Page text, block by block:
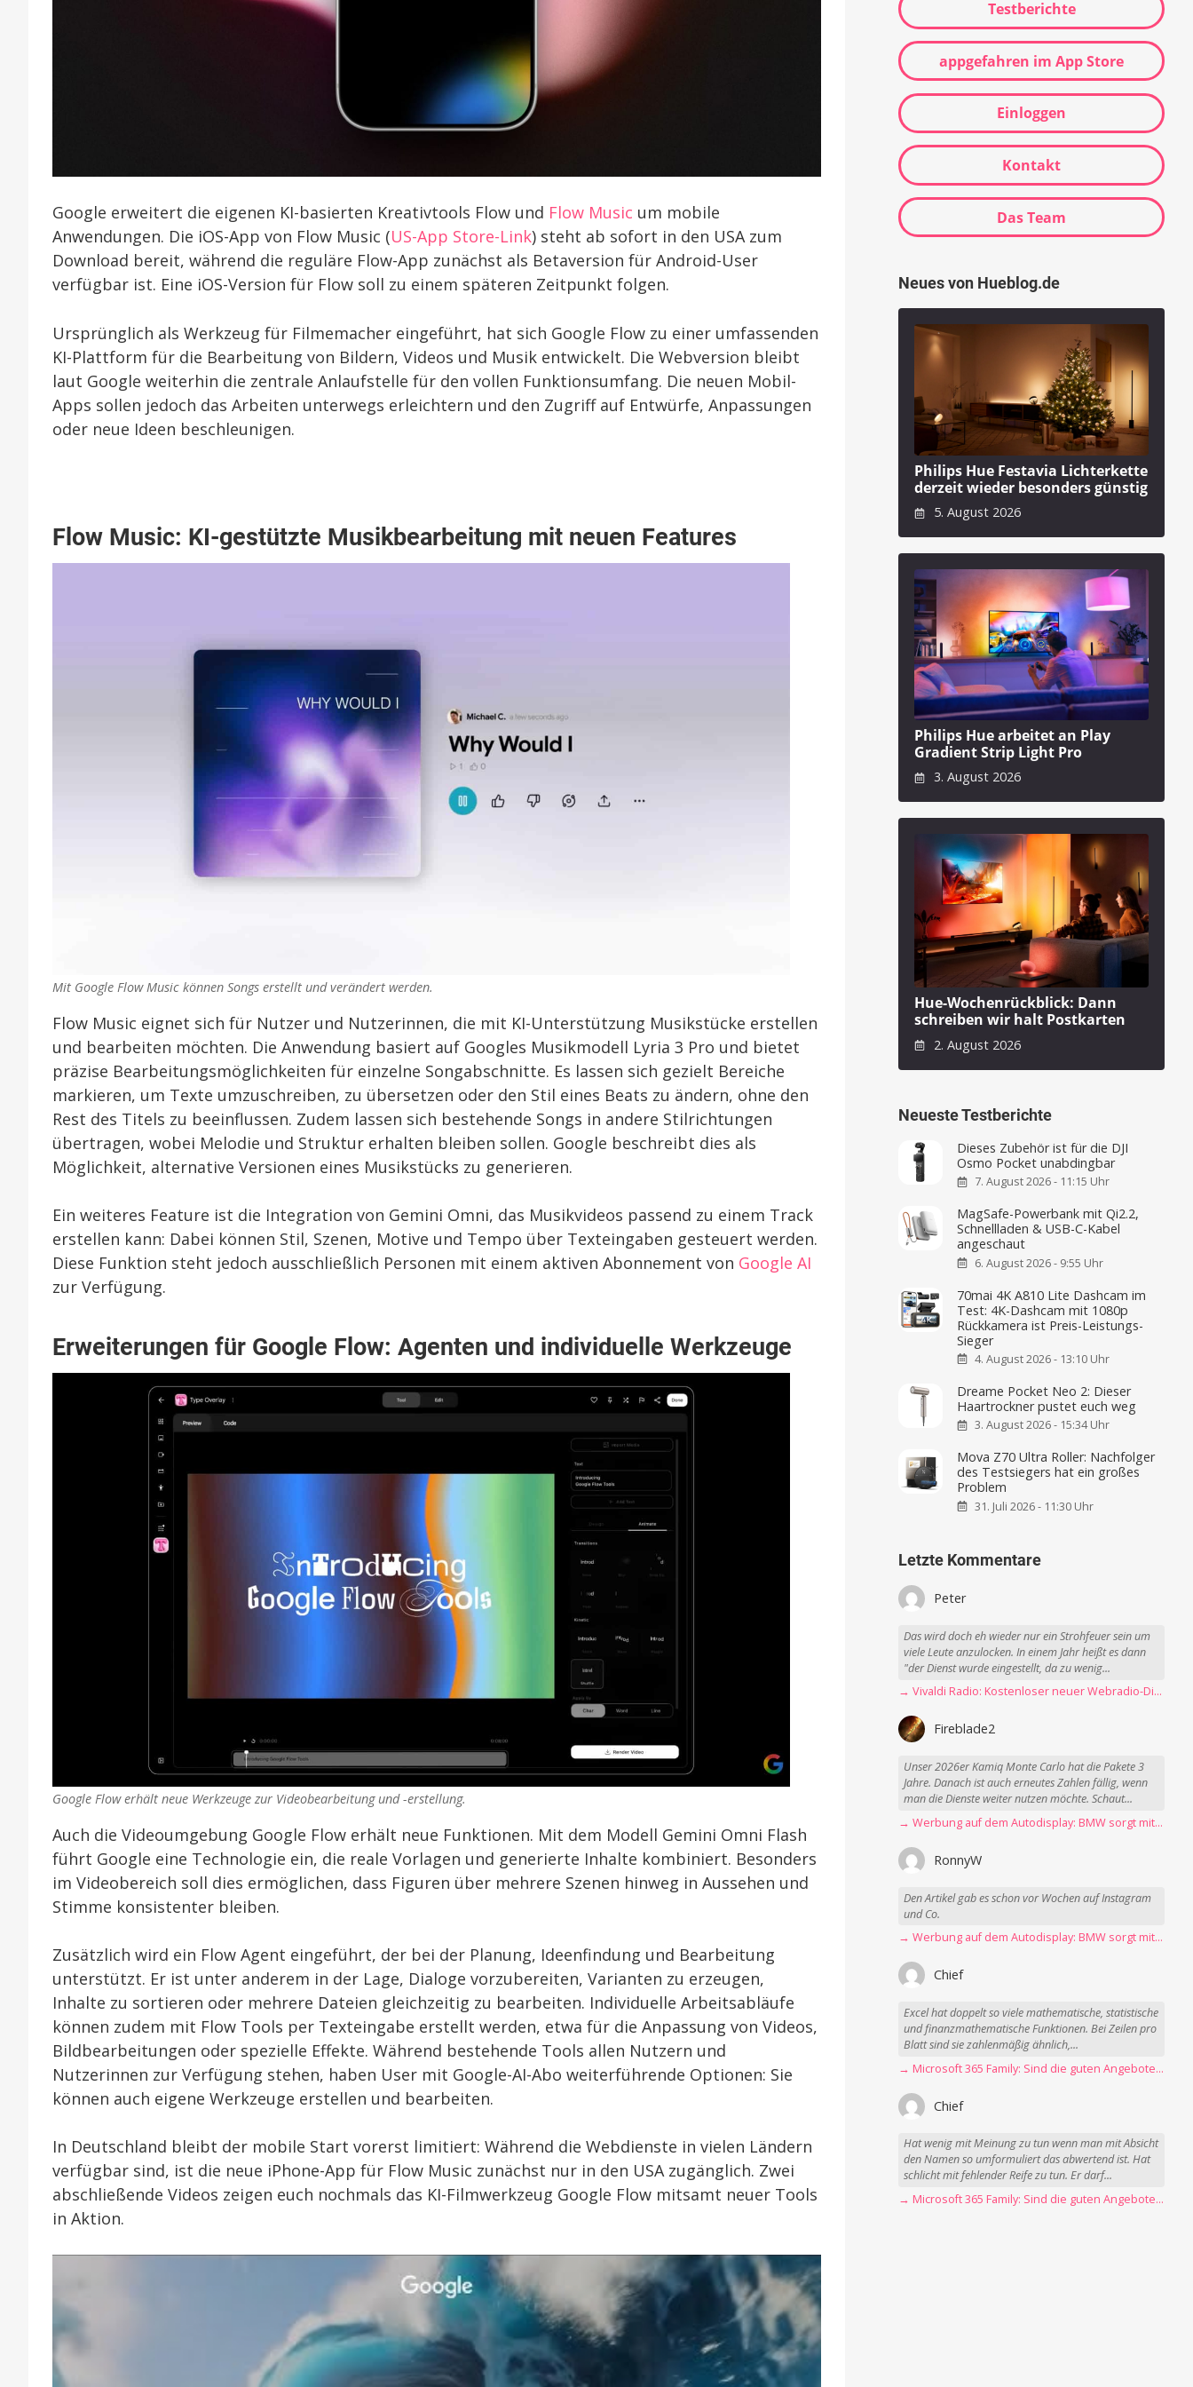
Google erweitert die eigenen KI-basierten Kreativtools Flow und Flow Music um mobile
Anwendungen. Die iOS-App von Flow Music (US-App Store-Link) steht ab sofort in den USA zum
Download bereit, während die reguläre Flow-App zunächst als Betaversion für Android-User
verfügbar ist. Eine iOS-Version für Flow soll zu einem späteren Zeitpunkt folgen.
Ursprünglich als Werkzeug für Filmemacher eingeführt, hat sich Google Flow zu einer umfassenden
KI-Plattform für die Bearbeitung von Bildern, Videos und Musik entwickelt. Die Webversion bleibt
laut Google weiterhin die zentrale Anlaufstelle für den vollen Funktionsumfang. Die neuen Mobil-
Apps sollen jedoch das Arbeiten unterwegs erleichtern und den Zugriff auf Entwürfe, Anpassungen
oder neue Ideen beschleunigen.
Flow Music: KI-gestützte Musikbearbeitung mit neuen Features
Mit Google Flow Music können Songs erstellt und verändert werden.
Flow Music eignet sich für Nutzer und Nutzerinnen, die mit KI-Unterstützung Musikstücke erstellen
und bearbeiten möchten. Die Anwendung basiert auf Googles Musikmodell Lyria 3 Pro und bietet
präzise Bearbeitungsmöglichkeiten für einzelne Songabschnitte. Es lassen sich gezielt Bereiche
markieren, um Texte umzuschreiben, zu übersetzen oder den Stil eines Beats zu ändern, ohne den
Rest des Titels zu beeinflussen. Zudem lassen sich bestehende Songs in andere Stilrichtungen
übertragen, wobei Melodie und Struktur erhalten bleiben sollen. Google beschreibt dies als
Möglichkeit, alternative Versionen eines Musikstücks zu generieren.
Ein weiteres Feature ist die Integration von Gemini Omni, das Musikvideos passend zu einem Track
erstellen kann: Dabei können Stil, Szenen, Motive und Tempo über Texteingaben gesteuert werden.
Diese Funktion steht jedoch ausschließlich Personen mit einem aktiven Abonnement von Google AI
zur Verfügung.
Erweiterungen für Google Flow: Agenten und individuelle Werkzeuge
Google Flow erhält neue Werkzeuge zur Videobearbeitung und -erstellung.
Auch die Videoumgebung Google Flow erhält neue Funktionen. Mit dem Modell Gemini Omni Flash
führt Google eine Technologie ein, die reale Vorlagen und generierte Inhalte kombiniert. Besonders
im Videobereich soll dies ermöglichen, dass Figuren über mehrere Szenen hinweg in Aussehen und
Stimme konsistenter bleiben.
Zusätzlich wird ein Flow Agent eingeführt, der bei der Planung, Ideenfindung und Bearbeitung
unterstützt. Er ist unter anderem in der Lage, Dialoge vorzubereiten, Varianten zu erzeugen,
Inhalte zu sortieren oder mehrere Dateien gleichzeitig zu bearbeiten. Individuelle Arbeitsabläufe
können zudem mit Flow Tools per Texteingabe erstellt werden, etwa für die Anpassung von Videos,
Bildbearbeitungen oder spezielle Effekte. Während bestehende Tools allen Nutzern und
Nutzerinnen zur Verfügung stehen, haben User mit Google-AI-Abo weiterführende Optionen: Sie
können auch eigene Werkzeuge erstellen und bearbeiten.
In Deutschland bleibt der mobile Start vorerst limitiert: Während die Webdienste in vielen Ländern
verfügbar sind, ist die neue iPhone-App für Flow Music zunächst nur in den USA zugänglich. Zwei
abschließende Videos zeigen euch nochmals das KI-Filmwerkzeug Google Flow mitsamt neuer Tools
in Aktion.
Testberichte
appgefahren im App Store
Einloggen
Kontakt
Das Team
Neues von Hueblog.de
Philips Hue Festavia Lichterkette
derzeit wieder besonders günstig
5. August 2026
Philips Hue arbeitet an Play
Gradient Strip Light Pro
3. August 2026
Hue-Wochenrückblick: Dann
schreiben wir halt Postkarten
2. August 2026
Neueste Testberichte
Dieses Zubehör ist für die DJI
Osmo Pocket unabdingbar
7. August 2026 - 11:15 Uhr
MagSafe-Powerbank mit Qi2.2,
Schnellladen & USB-C-Kabel
angeschaut
6. August 2026 - 9:55 Uhr
70mai 4K A810 Lite Dashcam im
Test: 4K-Dashcam mit 1080p
Rückkamera ist Preis-Leistungs-
Sieger
4. August 2026 - 13:10 Uhr
Dreame Pocket Neo 2: Dieser
Haartrockner pustet euch weg
3. August 2026 - 15:34 Uhr
Mova Z70 Ultra Roller: Nachfolger
des Testsiegers hat ein großes
Problem
31. Juli 2026 - 11:30 Uhr
Letzte Kommentare
Peter
Das wird doch eh wieder nur ein Strohfeuer sein um
viele Leute anzulocken. In einem Jahr heißt es dann
"der Dienst wurde eingestellt, da zu wenig...
→ Vivaldi Radio: Kostenloser neuer Webradio-Dienst mit Fokus auf Datenschutz
Fireblade2
Unser 2026er Kamiq Monte Carlo hat die Pakete 3
Jahre. Danach ist auch erneutes Zahlen fällig, wenn
man die Dienste weiter nutzen möchte. Schaut...
→ Werbung auf dem Autodisplay: BMW sorgt mit Spider-Man-Werbung für scharfe Kritik
RonnyW
Den Artikel gab es schon vor Wochen auf Instagram
und Co.
→ Werbung auf dem Autodisplay: BMW sorgt mit Spider-Man-Werbung für scharfe Kritik
Chief
Excel hat doppelt so viele mathematische, statistische
und finanzmathematische Funktionen. Bei Zeilen pro
Blatt sind sie zahlenmäßig ähnlich,...
→ Microsoft 365 Family: Sind die guten Angebote vorbei?
Chief
Hat wenig mit Meinung zu tun wenn man mit Absicht
den Namen so umformuliert das abwertend ist. Hat
schlicht mit fehlender Reife zu tun. Er darf...
→ Microsoft 365 Family: Sind die guten Angebote vorbei?